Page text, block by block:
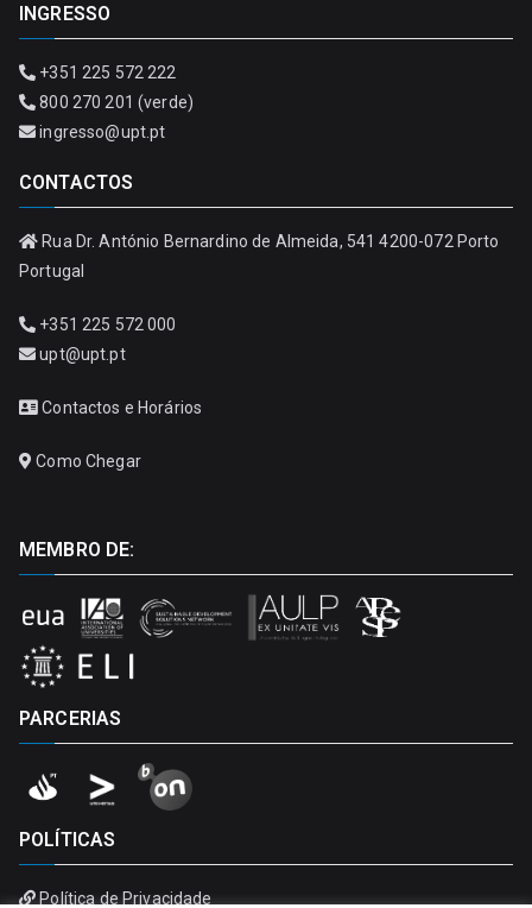
INGRESSO
+351 225 572 222
800 270 201 (verde)
ingresso@upt.pt
CONTACTOS
Rua Dr. António Bernardino de Almeida, 541 4200-072 Porto
Portugal
+351 225 572 000
upt@upt.pt
Contactos e Horários
Como Chegar
MEMBRO DE:
PARCERIAS
POLÍTICAS
Política de Privacidade